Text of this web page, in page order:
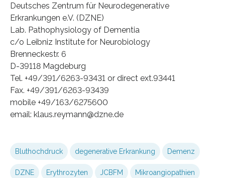
Deutsches Zentrum für Neurodegenerative
Erkrankungen e.V. (DZNE)
Lab. Pathophysiology of Dementia
c/o Leibniz Institute for Neurobiology
Brenneckestr. 6
D-39118 Magdeburg
Tel. +49/391/6263-93431 or direct ext.93441
Fax. +49/391/6263-93439
mobile +49/163/6275600
email: klaus.reymann@dzne.de
Bluthochdruck degenerative Erkrankung Demenz
DZNE Erythrozyten JCBFM Mikroangiopathien